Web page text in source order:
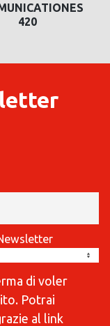
420
419
di voler
Potrai
al link